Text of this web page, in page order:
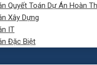
Quyết Toán Dự Án Hoàn
Xây Dựng
IT
Đặc Biệt